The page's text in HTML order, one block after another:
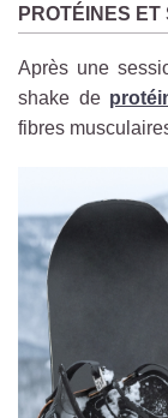
PROTÉINES
Après une
shake de
fibres